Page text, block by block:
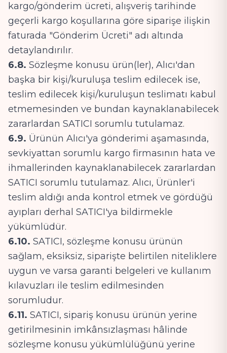
kargo/gönderim ücreti, alışveriş tarihinde
geçerli kargo koşullarına göre siparişe ilişkin
faturada "Gönderim Ücreti" adı altında
detaylandırılır.
6.8. Sözleşme konusu ürün(ler), Alıcı'dan
başka bir kişi/kuruluşa teslim edilecek ise,
teslim edilecek kişi/kuruluşun teslimatı kabul
etmemesinden ve bundan kaynaklanabilecek
zararlardan SATICI sorumlu tutulamaz.
6.9. Ürünün Alıcı'ya gönderimi aşamasında,
sevkiyattan sorumlu kargo firmasının hata ve
ihmallerinden kaynaklanabilecek zararlardan
SATICI sorumlu tutulamaz. Alıcı, Ürünler'i
teslim aldığı anda kontrol etmek ve gördüğü
ayıpları derhal SATICI'ya bildirmekle
yükümlüdür.
6.10. SATICI, sözleşme konusu ürünün
sağlam, eksiksiz, siparişte belirtilen niteliklere
uygun ve varsa garanti belgeleri ve kullanım
kılavuzları ile teslim edilmesinden
sorumludur.
6.11. SATICI, sipariş konusu ürünün yerine
getirilmesinin imkânsızlaşması hâlinde
sözleşme konusu yükümlülüğünü yerine